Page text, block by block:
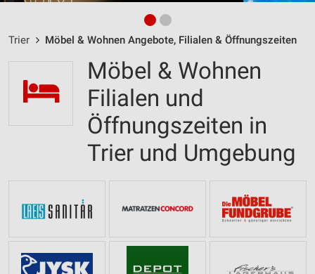
Trier Möbel & Wohnen Angebote, Filialen & Öffnungszeiten
Möbel & Wohnen
Filialen und
Öffnungszeiten in
Trier und Umgebung